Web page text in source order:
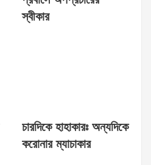
স্বীকার
চারদিকে হাহাকারঃ অন্যদিকে
করোনার ম্যাচাকার